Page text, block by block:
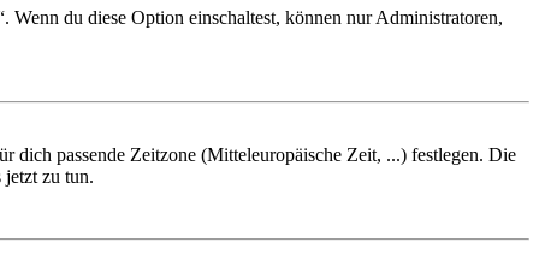
du diese Option einschaltest, können nur Administratoren,
dich passende Zeitzone (Mitteleuropäische Zeit, ...) festlegen. Die
jetzt zu tun.